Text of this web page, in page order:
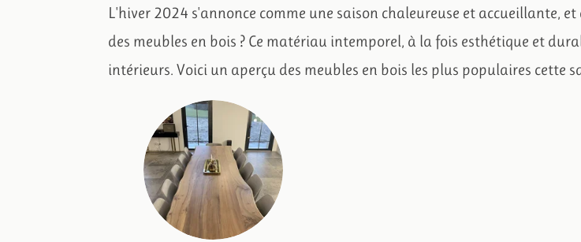
L'hiver 2024 s'annonce comme une saison chaleureuse et accueillante,
des meubles en bois ? Ce matériau intemporel, à la fois esthétique et
intérieurs. Voici un aperçu des meubles en bois les plus populaires cette